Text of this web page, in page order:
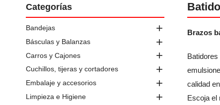
Categorías
Bandejas 
Básculas y Balanzas 
Carros y Cajones 
Cuchillos, tijeras y cortadores 
Embalaje y accesorios 
Limpieza e Higiene 
Brazos
calidad
Escoja el